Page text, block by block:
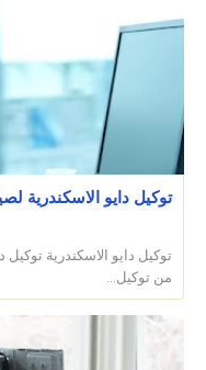
توكيل دايو الاسكندرية
توكيل دايو الاسكندرية توكيل
من توكيل…